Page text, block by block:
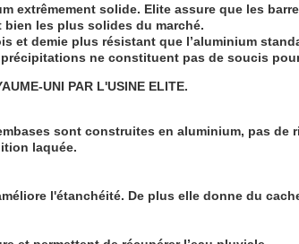
extrêmement solide. Elite assure que les
les plus solides du marché.
et demie plus résistant que l’aluminium
ne constituent pas de soucis
UNI PAR L'USINE ELITE.
sont construites en aluminium, pas de
laquée.
l'étanchéité. De plus elle donne du